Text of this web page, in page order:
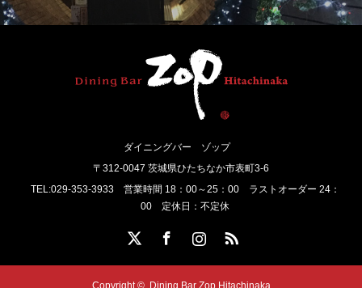
ダイニングバー ゾップ
〒312-0047 茨城県ひたちなか市表町3-6
TEL:029-353-3933 営業時間 18：00～25：00 ラストオーダー 24：
00 定休日：不定休
InstagramRSS
Copyright © Dining Bar Zop Hitachinaka